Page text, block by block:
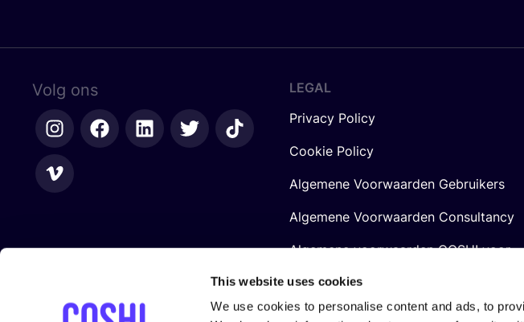
This website uses cookies
We use cookies to personalise content and ads, to
Volg ons
LEGAL
Privacy Policy
Cookie Policy
Algemene Voorwaarden Gebruikers
Algemene Voorwaarden Consultancy
Algemene voorwaarden COSH! voor